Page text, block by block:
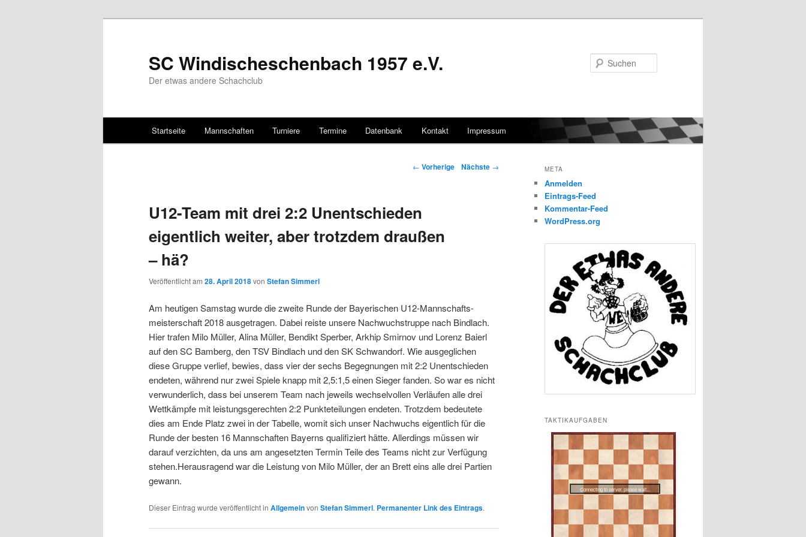
SC Windischeschenbach 1957 e.V.
Der etwas andere Schachclub
Zum Inhalt wechseln
Zum sekundären Inhalt wechseln
Startseite Mannschaften Turniere Termine Datenbank Kontakt Impressum
Artikelnavigation
← Vorherige Nächste →
U12-Team mit drei 2:2 Unentschieden
eigentlich weiter, aber trotzdem draußen
– hä?
Veröffentlicht am 28. April 2018von Stefan Simmerl
Am heutigen Samstag wurde die zweite Runde der Bayerischen U12-Mannschafts-
meisterschaft 2018 ausgetragen. Dabei reiste unsere Nachwuchstruppe nach Bindlach.
Hier trafen Milo Müller, Alina Müller, Bendikt Sperber, Arkhip Smirnov und Lorenz Baierl
auf den SC Bamberg, den TSV Bindlach und den SK Schwandorf. Wie ausgeglichen
diese Gruppe verlief, bewies, dass vier der sechs Begegnungen mit 2:2 Unentschieden
endeten, während nur zwei Spiele knapp mit 2,5:1,5 einen Sieger fanden. So war es nicht
verwunderlich, dass bei unserem Team nach jeweils wechselvollen Verläufen alle drei
Wettkämpfe mit leistungsgerechten 2:2 Punkteteilungen endeten. Trotzdem bedeutete
dies am Ende Platz zwei in der Tabelle, womit sich unser Nachwuchs eigentlich für die
Runde der besten 16 Mannschaften Bayerns qualifiziert hätte. Allerdings müssen wir
darauf verzichten, da uns am angesetzten Termin Teile des Teams nicht zur Verfügung
stehen.Herausragend war die Leistung von Milo Müller, der an Brett eins alle drei Partien
gewann.
Dieser Eintrag wurde veröffentlicht in Allgemeinvon Stefan Simmerl. Permanenter Link des Eintrags.
META
Anmelden
Eintrags-Feed
Kommentar-Feed
WordPress.org
TAKTIKAUFGABEN